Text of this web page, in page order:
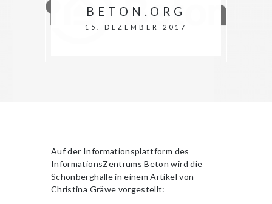
BETON.ORG
15. DEZEMBER 2017
Auf der Informationsplattform des
InformationsZentrums Beton wird die
Schönberghalle in einem Artikel von
Christina Gräwe vorgestellt: